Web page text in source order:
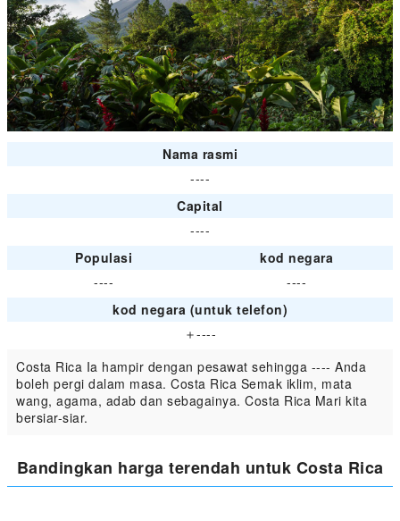
Nama rasmi
----
Capital
----
Populasi
kod negara
----
----
kod negara (untuk telefon)
＋----
Costa Rica Ia hampir dengan pesawat sehingga ---- Anda
boleh pergi dalam masa. Costa Rica Semak iklim, mata
wang, agama, adab dan sebagainya. Costa Rica Mari kita
bersiar-siar.
Bandingkan harga terendah untuk Costa Rica